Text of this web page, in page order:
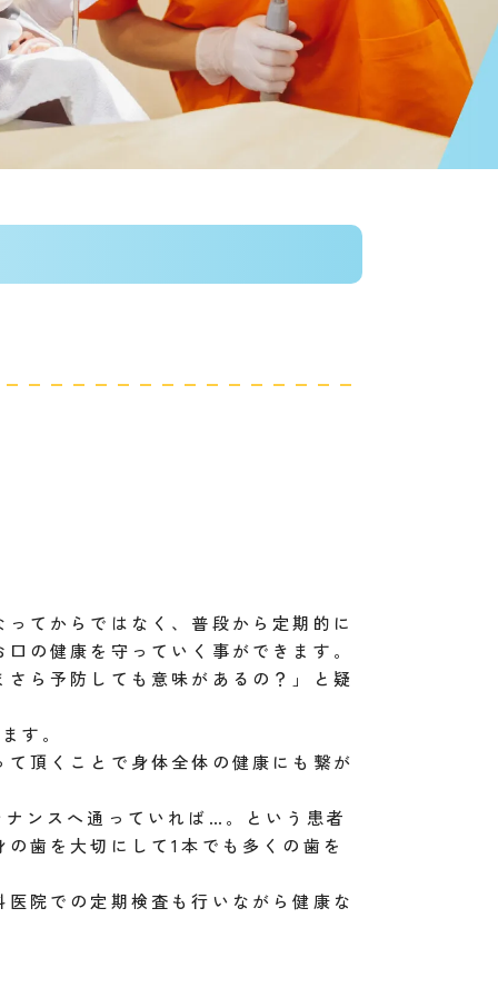
てからではなく、普段から定期的に
の健康を守っていく事ができます。
ら予防しても意味があるの？」と疑
す。
頂くことで身体全体の健康にも繋が
ンスへ通っていれば…。という患者
歯を大切にして1本でも多くの歯を
院での定期検査も行いながら健康な